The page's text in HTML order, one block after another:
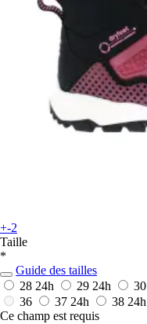
+-2
Taille
*
Guide des tailles
28 24h 29 24h 30
36
37 24h 38 24h
Ce champ est requis